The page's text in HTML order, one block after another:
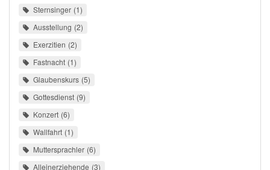
Sternsinger 1
Ausstellung 2
Exerzitien 2
Fastnacht 1
Glaubenskurs 5
Gottesdienst 9
Konzert 6
Wallfahrt 1
Muttersprachler 6
Alleinerziehende 3